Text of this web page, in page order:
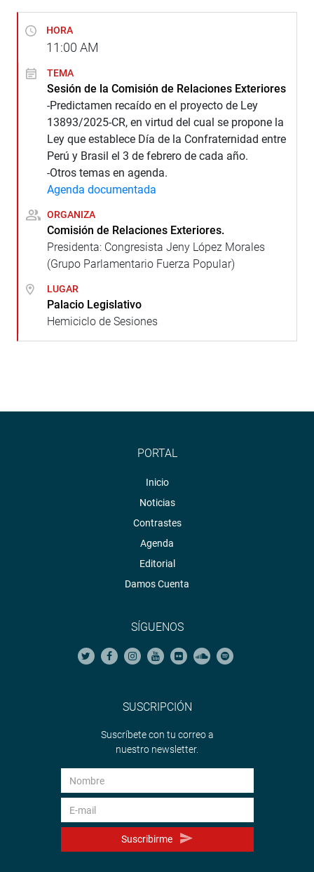
HORA
11:00 AM
TEMA
Sesión de la Comisión de Relaciones Exteriores
-Predictamen recaído en el proyecto de Ley
13893/2025-CR, en virtud del cual se propone la
Ley que establece Día de la Confraternidad entre
Perú y Brasil el 3 de febrero de cada año.
-Otros temas en agenda.
Agenda documentada
ORGANIZA
Comisión de Relaciones Exteriores.
Presidenta: Congresista Jeny López Morales
(Grupo Parlamentario Fuerza Popular)
LUGAR
Palacio Legislativo
Hemiciclo de Sesiones
PORTAL
Inicio
Noticias
Contrastes
Agenda
Editorial
Damos Cuenta
SÍGUENOS
SUSCRIPCIÓN
Suscríbete con tu correo a
nuestro newsletter.
Suscribirme